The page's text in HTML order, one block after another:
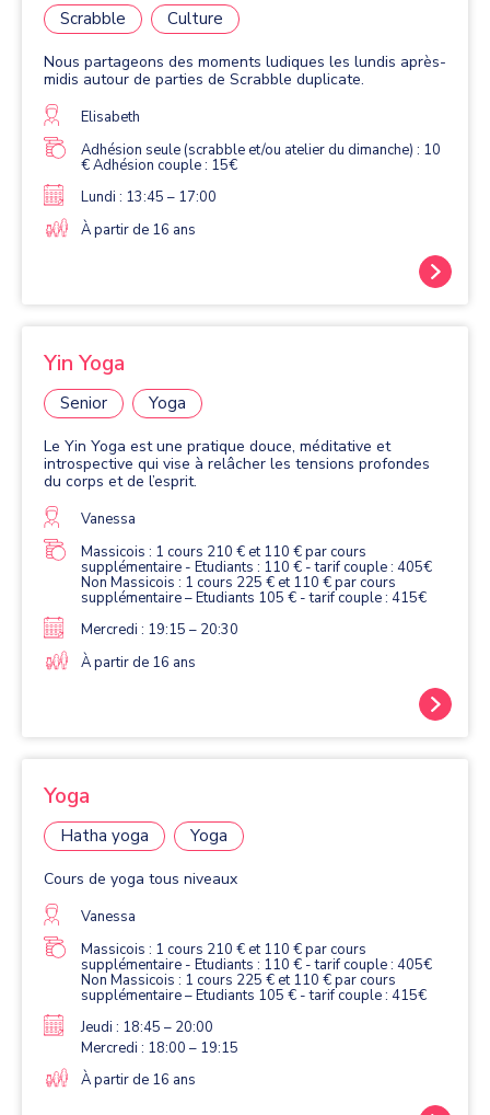
Scrabble Culture
Nous partageons des moments ludiques les lundis après-
midis autour de parties de Scrabble duplicate.
Elisabeth
Adhésion seule (scrabble et/ou atelier du dimanche) : 10
€ Adhésion couple : 15€
Lundi : 13:45 – 17:00
À partir de 16 ans
Yin Yoga
Senior Yoga
Le Yin Yoga est une pratique douce, méditative et
introspective qui vise à relâcher les tensions profondes
du corps et de l’esprit.
Vanessa
Massicois : 1 cours 210 € et 110 € par cours
supplémentaire - Etudiants : 110 € - tarif couple : 405€
Non Massicois : 1 cours 225 € et 110 € par cours
supplémentaire – Etudiants 105 € - tarif couple : 415€
Mercredi : 19:15 – 20:30
À partir de 16 ans
Yoga
Hatha yoga Yoga
Cours de yoga tous niveaux
Vanessa
Massicois : 1 cours 210 € et 110 € par cours
supplémentaire - Etudiants : 110 € - tarif couple : 405€
Non Massicois : 1 cours 225 € et 110 € par cours
supplémentaire – Etudiants 105 € - tarif couple : 415€
Jeudi : 18:45 – 20:00
Mercredi : 18:00 – 19:15
À partir de 16 ans